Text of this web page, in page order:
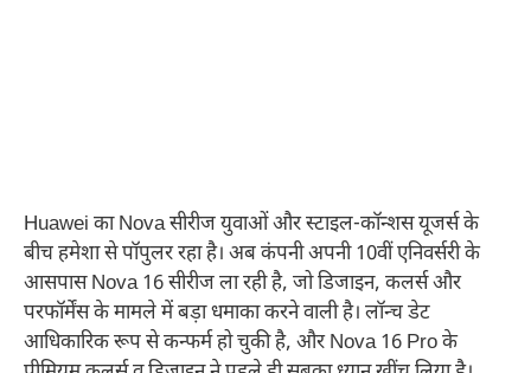
Huawei का Nova सीरीज युवाओं और स्टाइल-कॉन्शस यूजर्स के
बीच हमेशा से पॉपुलर रहा है। अब कंपनी अपनी 10वीं एनिवर्सरी के
आसपास Nova 16 सीरीज ला रही है, जो डिजाइन, कलर्स और
परफॉर्मेंस के मामले में बड़ा धमाका करने वाली है। लॉन्च डेट
आधिकारिक रूप से कन्फर्म हो चुकी है, और Nova 16 Pro के